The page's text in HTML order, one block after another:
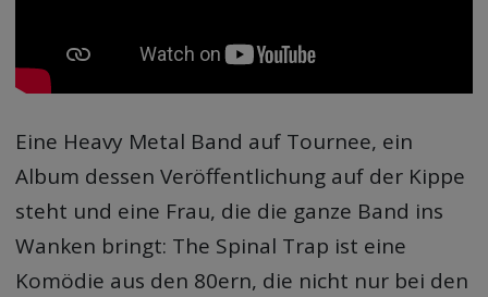
Eine Heavy Metal Band auf Tournee, ein
Album dessen Veröffentlichung auf der Kippe
steht und eine Frau, die die ganze Band ins
Wanken bringt: The Spinal Trap ist eine
Komödie aus den 80ern, die nicht nur bei den